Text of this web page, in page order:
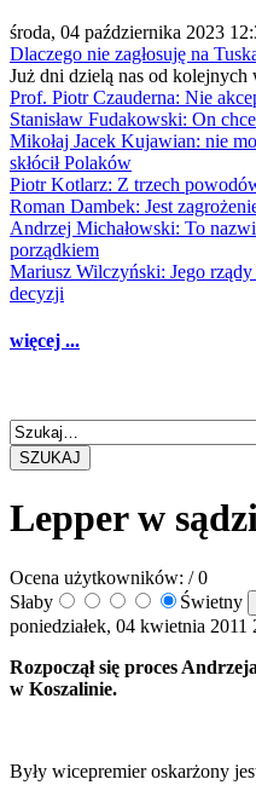
środa, 04 października 2023
Dlaczego nie zagłosuję na
Już dni dzielą nas od
Prof. Piotr Czauderna: Nie
Stanisław Fudakowski: On
Mikołaj Jacek Kujawian: nie
skłócił Polaków
Piotr Kotlarz: Z trzech
Roman Dambek: Jest
Andrzej Michałowski: To
porządkiem
Mariusz Wilczyński: Jego
decyzji
więcej ...
SZUKAJ
Lepper w
Ocena użytkowników: / 0
Słaby
Świetny
poniedziałek, 04 kwietnia 2011
Rozpoczął się proces
w Koszalinie.
Były wicepremier oskarżony